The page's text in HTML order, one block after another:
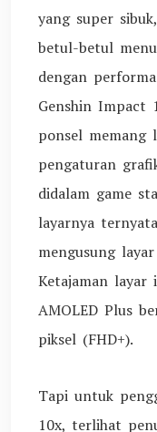
yang super
betul-betul
dengan
Genshin Impact
ponsel memang
pengaturan
didalam game
layarnya
mengusung
Ketajaman
AMOLED Plus
piksel (FHD+).
Tapi untuk
10x, terlihat